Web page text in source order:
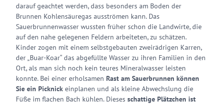
darauf geachtet werden, dass besonders am Boden der
Brunnen Kohlensäuregas ausströmen kann. Das
Sauerbrunnenwasser wussten früher schon die Landwirte, die
auf den nahe gelegenen Feldern arbeiteten, zu schätzen.
Kinder zogen mit einem selbstgebauten zweirädrigen Karren,
der „Buar-Koar“ das abgefüllte Wasser zu ihren Familien in den
Ort, als man sich noch kein teures Mineralwasser leisten
konnte. Bei einer erholsamen Rast am Sauerbrunnen können
Sie ein Picknick einplanen und als kleine Abwechslung die
Füße im flachen Bach kühlen. Dieses schattige Plätzchen ist